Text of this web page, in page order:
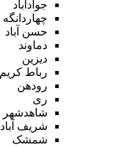
جوادآباد
چهاردانگه
حسن آباد
دماوند
دیزین
رباط کریم
رودهن
ری
شاهدشهر
شریف آباد
شمشک